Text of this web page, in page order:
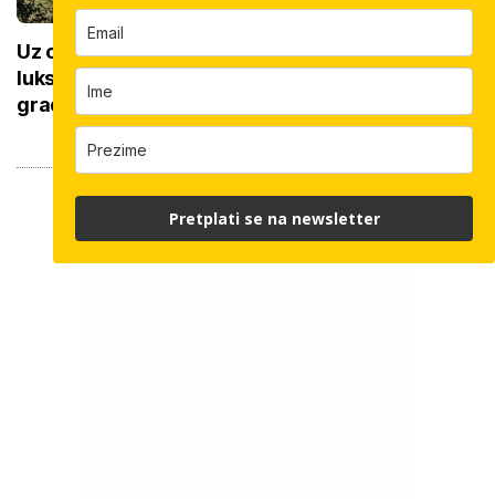
Uz omiljeno kupalište u Puli najavljen mega
luksuzni hotel: Doznajemo koliko je blizu
gradnja
Pretplati se na newsletter